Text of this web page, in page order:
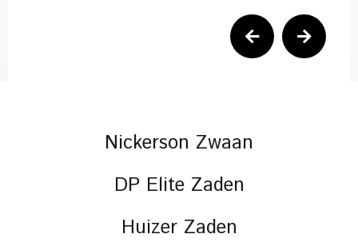
Previous Next
Nickerson Zwaan
DP Elite Zaden
Huizer Zaden